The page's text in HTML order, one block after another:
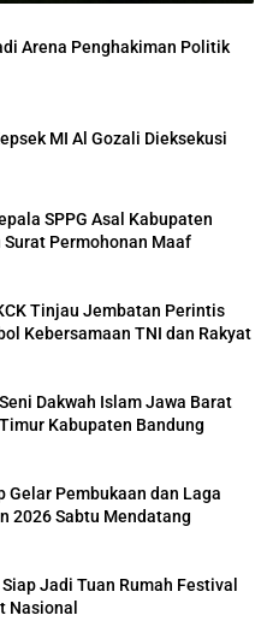
Arena Penghakiman Politik
MI Al Gozali Dieksekusi
SPPG Asal Kabupaten
Permohonan Maaf
Tinjau Jembatan Perintis
Kebersamaan TNI dan Rakyat
Dakwah Islam Jawa Barat
Kabupaten Bandung
Gelar Pembukaan dan Laga
2026 Sabtu Mendatang
Jadi Tuan Rumah Festival
Nasional